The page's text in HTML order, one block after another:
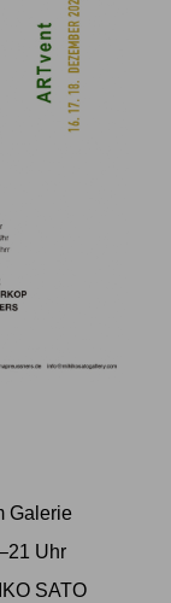
Galerie
Uhr
SATO